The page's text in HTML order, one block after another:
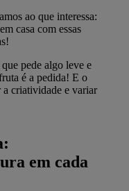
ao que interessa:
casa com essas
pede algo leve e
é a pedida! E o
criatividade e variar
em cada